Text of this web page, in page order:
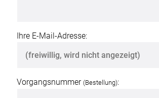
Ihre E-Mail-Adresse:
Vorgangsnummer (Bestellung):